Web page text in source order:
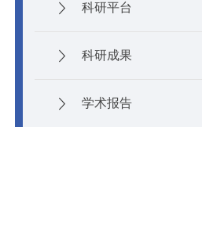
科研平台
科研成果
学术报告